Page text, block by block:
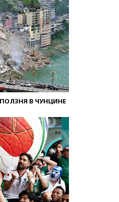
В ЧУНЦИНЕ